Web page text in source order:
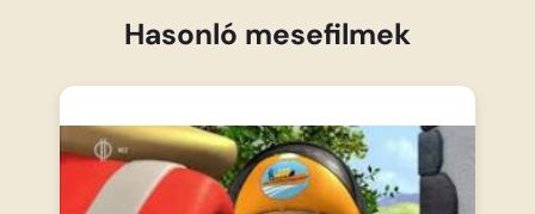
Hasonló mesefilmek